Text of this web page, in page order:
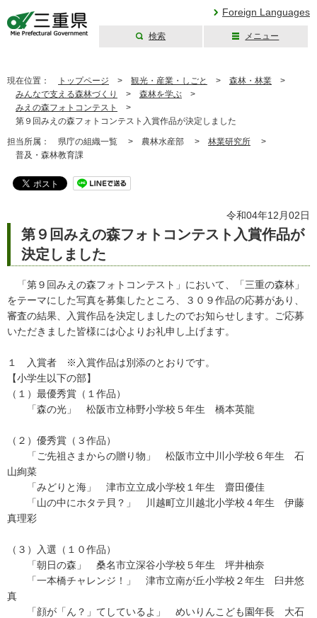
Foreign Languages
検索 メニュー
現在位置： トップページ > 観光・産業・しごと > 森林・林業 >
みんなで支える森林づくり
> 森林を学ぶ >
みえの森フォトコンテスト
>
第９回みえの森フォトコンテスト入賞作品が決定しました
担当所属： 県庁の組織一覧 > 農林水産部 > 林業研究所 >
普及・森林教育課
令和04年12月02日
第９回みえの森フォトコンテスト入賞作品が
決定しました
「第９回みえの森フォトコンテスト」において、「三重の森林」
をテーマにした写真を募集したところ、３０９作品の応募があり、
審査の結果、入賞作品を決定しましたのでお知らせします。ご応募
いただきました皆様には心よりお礼申し上げます。
１ 入賞者 ※入賞作品は別添のとおりです。
【小学生以下の部】
（１）最優秀賞（１作品）
「森の光」 松阪市立柿野小学校５年生 橋本英龍
（２）優秀賞（３作品）
「ご先祖さまからの贈り物」 松阪市立中川小学校６年生 石
山絢菜
「みどりと海」 津市立立成小学校１年生 齋田優佳
「山の中にホタテ貝？」 川越町立川越北小学校４年生 伊藤
真理彩
（３）入選（１０作品）
「朝日の森」 桑名市立深谷小学校５年生 坪井柚奈
「一本橋チャレンジ！」 津市立南が丘小学校２年生 臼井悠
真
「顔が「ん？」てしているよ」 めいりんこども園年長 大石